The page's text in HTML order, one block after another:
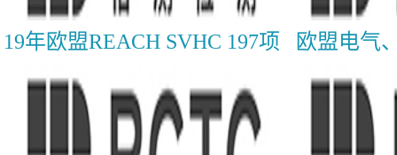
19年欧盟REACH SVHC 197项
检测
欧盟电气